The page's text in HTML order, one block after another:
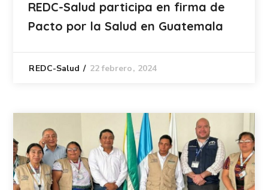
REDC-Salud participa en firma de
Pacto por la Salud en Guatemala
REDC-Salud 22 febrero, 2024